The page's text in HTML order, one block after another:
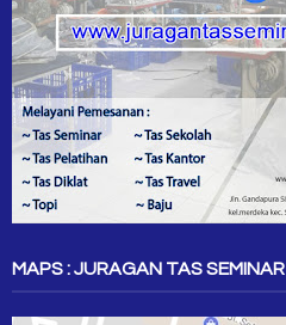
MAPS : JURAGAN TAS SEMINAR